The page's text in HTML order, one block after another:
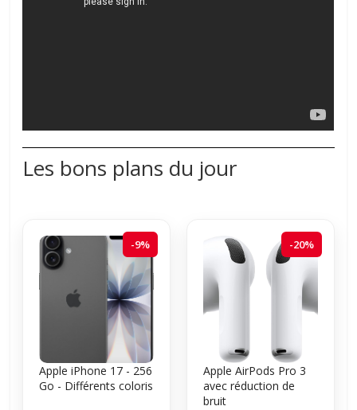
Les bons plans du jour
-9%
Apple iPhone 17 - 256
Go - Différents coloris
-20%
Apple AirPods Pro 3
avec réduction de
bruit